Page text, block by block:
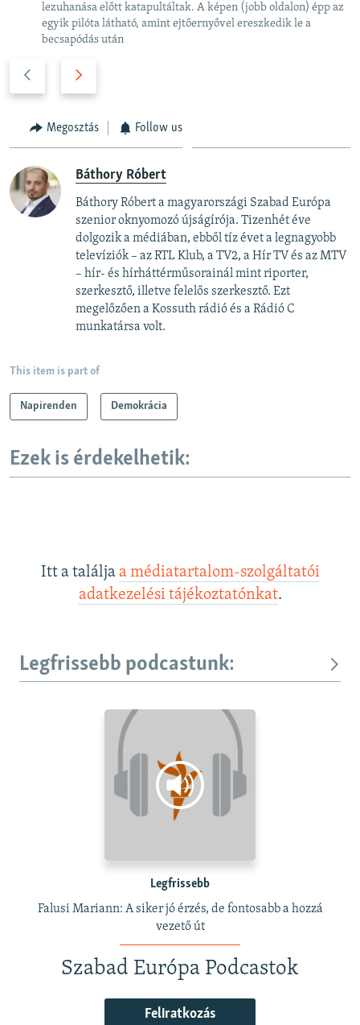
lezuhanása előtt katapultáltak. A képen (jobb oldalon) épp az
egyik pilóta látható, amint ejtőernyővel ereszkedik le a
becsapódás után
i
u
s
t
s
i
Megosztás Follow us
Báthory Róbert
Báthory Róbert a magyarországi Szabad Európa
szenior oknyomozó újságírója. Tizenhét éve
dolgozik a médiában, ebből tíz évet a legnagyobb
televíziók – az RTL Klub, a TV2, a Hír TV és az MTV
– hír- és hírháttérműsorainál mint riporter,
szerkesztő, illetve felelős szerkesztő. Ezt
megelőzően a Kossuth rádió és a Rádió C
munkatársa volt.
This item is part of
Napirenden Demokrácia
Ezek is érdekelhetik:
Itt a találja a médiatartalom-szolgáltatói
adatkezelési tájékoztatónkat.
Legfrissebb podcastunk:
Legfrissebb
Falusi Mariann: A siker jó érzés, de fontosabb a hozzá
vezető út
Szabad Európa Podcastok
Feliratkozás